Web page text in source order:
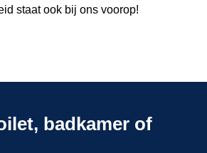
staat ook bij ons voorop!
badkamer of